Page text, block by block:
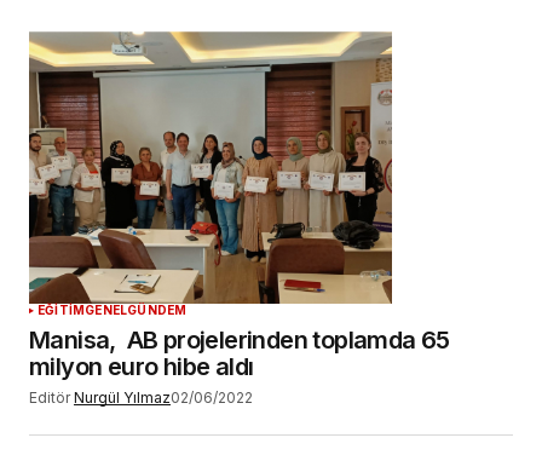
EĞİTİM GENELGÜNDEM
Manisa, AB projelerinden toplamda 65
milyon euro hibe aldı
Editör Nurgül Yılmaz02/06/2022